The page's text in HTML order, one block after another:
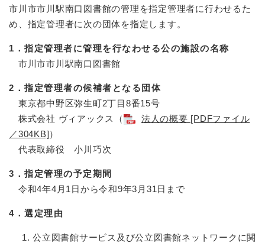
市川市市川駅南口図書館の管理を指定管理者に行わせるた
め、指定管理者に次の団体を指定します。
1．指定管理者に管理を行なわせる公の施設の名称
市川市市川駅南口図書館
2．指定管理者の候補者となる団体
東京都中野区弥生町2丁目8番15号
株式会社 ヴィアックス（
法人の概要 [PDFファイル
／304KB]）
代表取締役 小川巧次
3．指定管理の予定期間
令和4年4月1日から令和9年3月31日まで
4．選定理由
公立図書館サービス及び公立図書館ネットワークに関